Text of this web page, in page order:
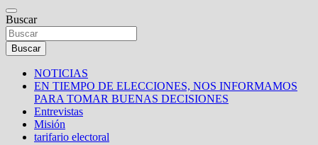
Buscar
Buscar
NOTICIAS
EN TIEMPO DE ELECCIONES, NOS INFORMAMOS
PARA TOMAR BUENAS DECISIONES
Entrevistas
Misión
tarifario electoral